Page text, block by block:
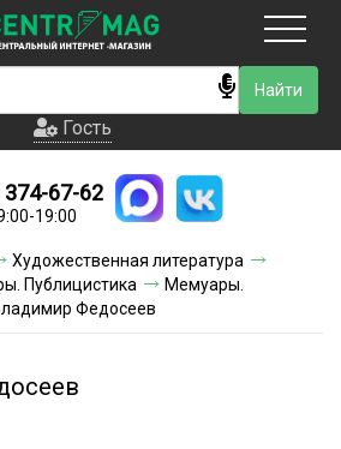
Гость
Новинки
Условия доставки
Условия оплаты
Гость
374-67-62
19:00
Художественная литература
Публицистика
Мемуары.
Федосеев